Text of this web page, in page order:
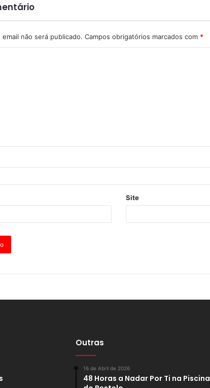
não será publicado. Campos obrigatórios marcados com *
Site
Outras
16 de Abril de 2026
48 Horas a Nadar Por Ti na Piscina